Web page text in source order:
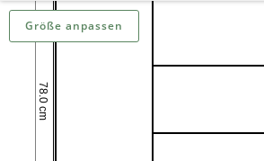
Größe anpassen